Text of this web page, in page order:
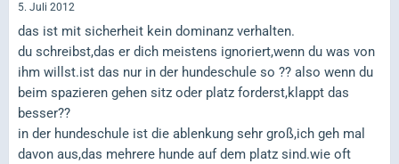
5. Juli 2012
das ist mit sicherheit kein dominanz verhalten.
du schreibst,das er dich meistens ignoriert,wenn du was von
ihm willst.ist das nur in der hundeschule so ?? also wenn du
beim spazieren gehen sitz oder platz forderst,klappt das
besser??
in der hundeschule ist die ablenkung sehr groß,ich geh mal
davon aus,das mehrere hunde auf dem platz sind.wie oft